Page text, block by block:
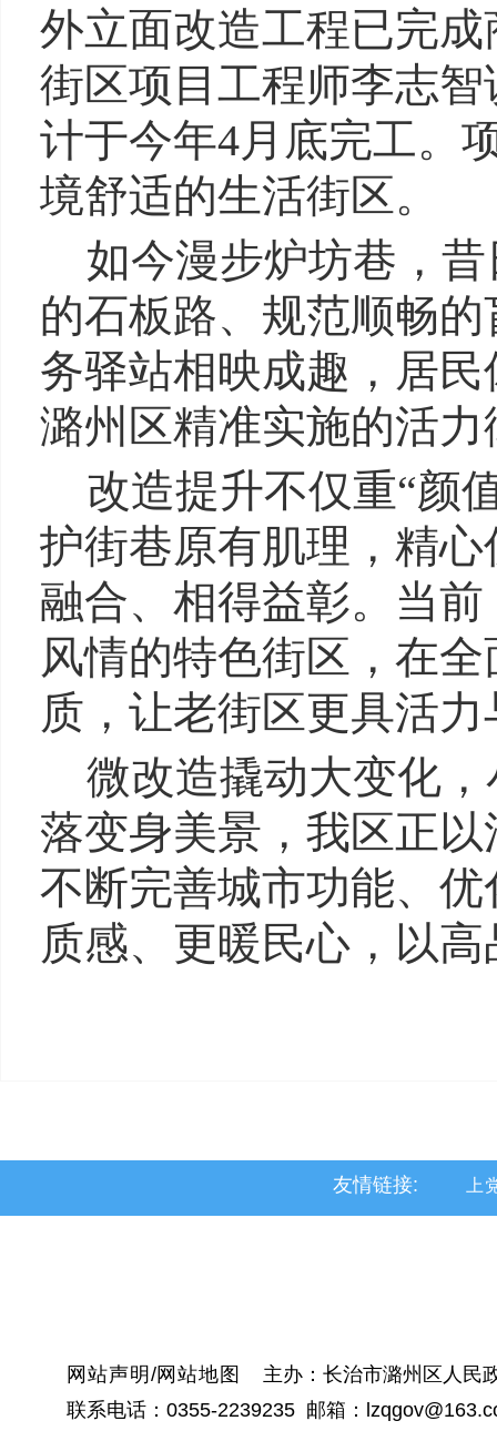
外立面改造工程已完
街区项目工程师李志
计于今年4月底完工。
境舒适的生活街区。
如今漫步炉坊巷，
的石板路、规范顺畅
务驿站相映成趣，居
潞州区精准实施的活
改造提升不仅重“颜
护街巷原有肌理，精
融合、相得益彰。当
风情的特色街区，在
质，让老街区更具活
微改造撬动大变化
落变身美景，我区正
不断完善城市功能、
质感、更暖民心，以
友情链接: 上
网站声明 /网站地图
主办：长治市潞州区人民
联系电话：0355-2239235 邮箱：